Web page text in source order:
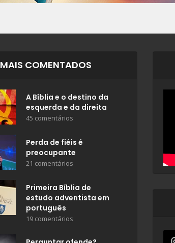
MAIS COMENTADOS
A Bíblia e o destino da
esquerda e da direita
45 comentários
Perda de fiéis é
preocupante
21 comentários
Primeira Bíblia de
estudo adventista em
português
19 comentários